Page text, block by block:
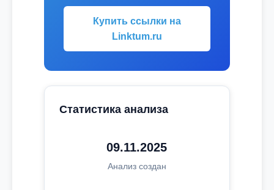
Купить ссылки на
Linktum.ru
Статистика анализа
09.11.2025
Анализ создан